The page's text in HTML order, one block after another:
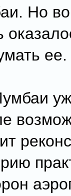
Но
ее.